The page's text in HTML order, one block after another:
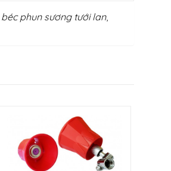
béc phun sương tưới lan,